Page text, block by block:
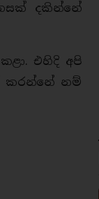
දකින්නේ
එහිදි අපි
කරන්නේ නම්